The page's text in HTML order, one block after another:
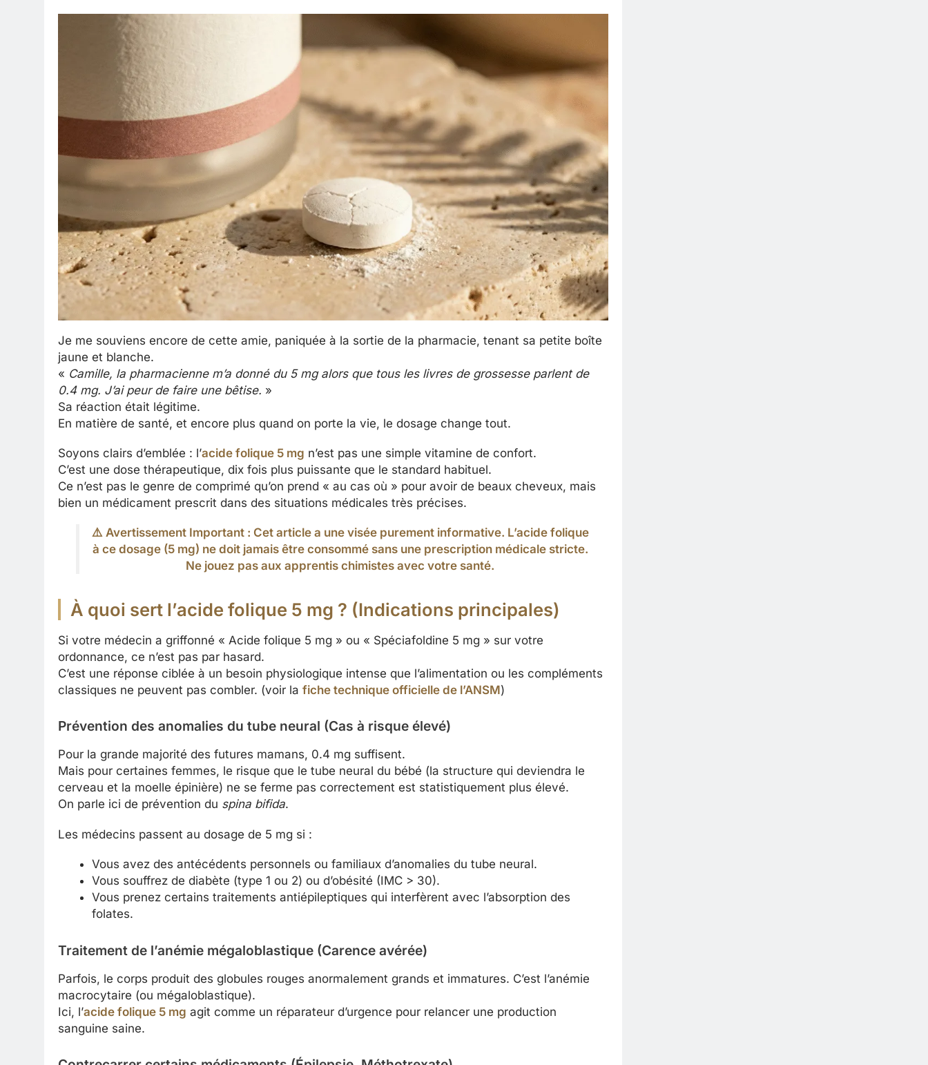
Je me souviens encore de cette amie, paniquée à la sortie de la pharmacie, tenant sa petite boîte
jaune et blanche.
« Camille, la pharmacienne m’a donné du 5 mg alors que tous les livres de grossesse parlent de
0.4 mg. J’ai peur de faire une bêtise. »
Sa réaction était légitime.
En matière de santé, et encore plus quand on porte la vie, le dosage change tout.
Soyons clairs d’emblée : l’acide folique 5 mg n’est pas une simple vitamine de confort.
C’est une dose thérapeutique, dix fois plus puissante que le standard habituel.
Ce n’est pas le genre de comprimé qu’on prend « au cas où » pour avoir de beaux cheveux, mais
bien un médicament prescrit dans des situations médicales très précises.
⚠️ Avertissement Important : Cet article a une visée purement informative. L’acide folique
à ce dosage (5 mg) ne doit jamais être consommé sans une prescription médicale stricte.
Ne jouez pas aux apprentis chimistes avec votre santé.
À quoi sert l’acide folique 5 mg ? (Indications principales)
Si votre médecin a griffonné « Acide folique 5 mg » ou « Spéciafoldine 5 mg » sur votre
ordonnance, ce n’est pas par hasard.
C’est une réponse ciblée à un besoin physiologique intense que l’alimentation ou les compléments
classiques ne peuvent pas combler. (voir la fiche technique officielle de l’ANSM)
Prévention des anomalies du tube neural (Cas à risque élevé)
Pour la grande majorité des futures mamans, 0.4 mg suffisent.
Mais pour certaines femmes, le risque que le tube neural du bébé (la structure qui deviendra le
cerveau et la moelle épinière) ne se ferme pas correctement est statistiquement plus élevé.
On parle ici de prévention du spina bifida.
Les médecins passent au dosage de 5 mg si :
Vous avez des antécédents personnels ou familiaux d’anomalies du tube neural.
Vous souffrez de diabète (type 1 ou 2) ou d’obésité (IMC > 30).
Vous prenez certains traitements antiépileptiques qui interfèrent avec l’absorption des
folates.
Traitement de l’anémie mégaloblastique (Carence avérée)
Parfois, le corps produit des globules rouges anormalement grands et immatures. C’est l’anémie
macrocytaire (ou mégaloblastique).
Ici, l’acide folique 5 mg agit comme un réparateur d’urgence pour relancer une production
sanguine saine.